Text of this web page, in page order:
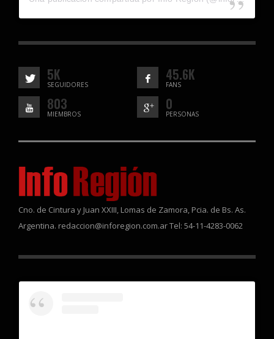
5K
SEGUIDORES
45.6K
FANS
803
MIEMBROS
0
PERSONAS
Cno. de Cintura y Juan XXIII, Lomas de Zamora, Pcia. de Bs. As.
Argentina. redaccion@inforegion.com.ar Tel: 54-11-4283-0062